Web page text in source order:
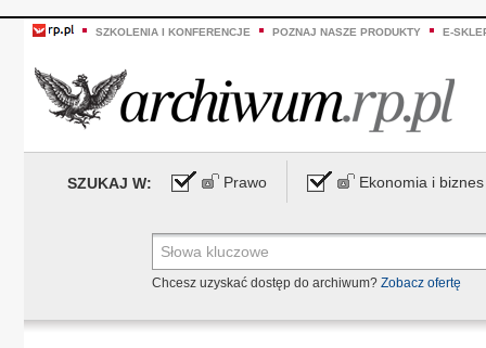
SZKOLENIA I KONFERENCJE POZNAJ NASZE PRODUKTY E-
SZUKAJ W: Prawo Ekonomia i biznes
Chcesz uzyskać dostęp do archiwum? Zobacz ofertę